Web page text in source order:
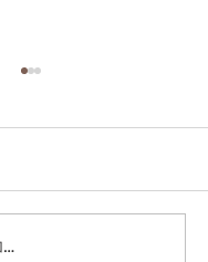
ル先行販売開
…